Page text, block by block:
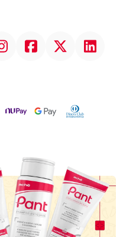
Facebook Linkedin
NuPay Google PayDiners Club